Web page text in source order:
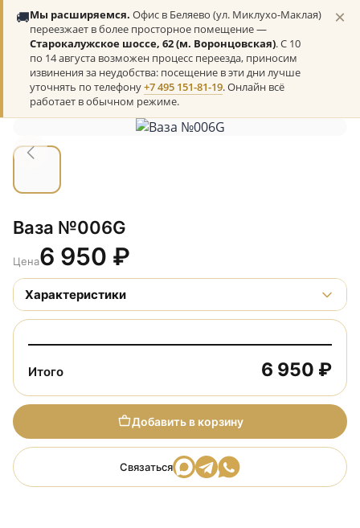
🚚Мы расширяемся. Офис в Беляево (ул. Миклухо-Маклая)
переезжает в более просторное помещение —
Старокалужское шоссе, 62 (м. Воронцовская). С 10
по 14 августа возможен процесс переезда, приносим
извинения за неудобства: посещение в эти дни лучше
уточнять по телефону+7 495 151-81-19. Онлайн всё
работает в обычном режиме.
×
Ваза №006G
Цена6 950 ₽
Характеристики
Итого 6 950 ₽
Добавить в корзину
Связаться